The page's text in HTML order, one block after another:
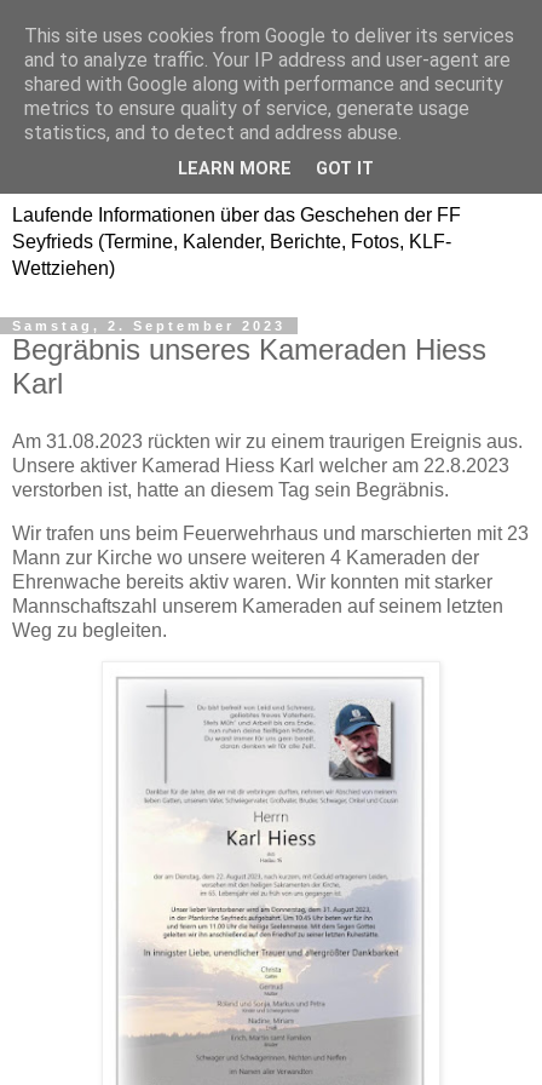
Freiwillige Feuerwehr
SEYFRIEDS
www.ffseyfrieds.at
Laufende Informationen über das Geschehen der FF
Seyfrieds (Termine, Kalender, Berichte, Fotos, KLF-
Wettziehen)
Samstag, 2. September 2023
Begräbnis unseres Kameraden Hiess
Karl
Am 31.08.2023 rückten wir zu einem traurigen Ereignis aus.
Unsere aktiver Kamerad Hiess Karl welcher am 22.8.2023
verstorben ist, hatte an diesem Tag sein Begräbnis.
Wir trafen uns beim Feuerwehrhaus und marschierten mit 23
Mann zur Kirche wo unsere weiteren 4 Kameraden der
Ehrenwache bereits aktiv waren. Wir konnten mit starker
Mannschaftszahl unserem Kameraden auf seinem letzten
Weg zu begleiten.
This site uses cookies from Google to deliver its services
and to analyze traffic. Your IP address and user-agent are
shared with Google along with performance and security
metrics to ensure quality of service, generate usage
statistics, and to detect and address abuse.
LEARN MORE GOT IT